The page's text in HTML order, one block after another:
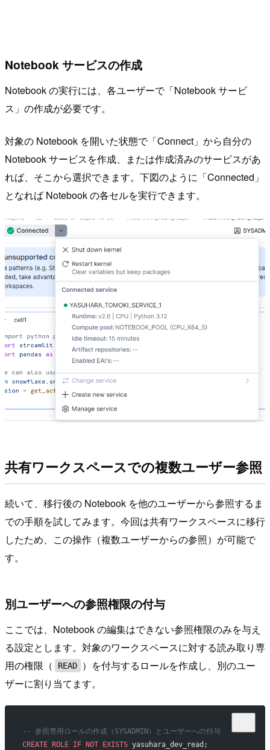
Notebook サービスの作成
Notebook の実行には、各ユーザーで「Notebook サービ
ス」の作成が必要です。
対象の Notebook を開いた状態で「Connect」から自分の
Notebook サービスを作成、または作成済みのサービスがあ
れば、そこから選択できます。下図のように「Connected」
となれば Notebook の各セルを実行できます。
共有ワークスペースでの複数ユーザー参照
続いて、移行後の Notebook を他のユーザーから参照するま
での手順を試してみます。今回は共有ワークスペースに移行
したため、この操作（複数ユーザーからの参照）が可能で
す。
別ユーザーへの参照権限の付与
ここでは、Notebook の編集はできない参照権限のみを与え
る設定とします。対象のワークスペースに対する読み取り専
用の権限（
READ
）を付与するロールを作成し、別のユー
ザーに割り当てます。
-- 参照専用ロールの作成（SYSADMIN）とユーザーへの付与
CREATE ROLE IF NOT EXISTS yasuhara_dev_read;